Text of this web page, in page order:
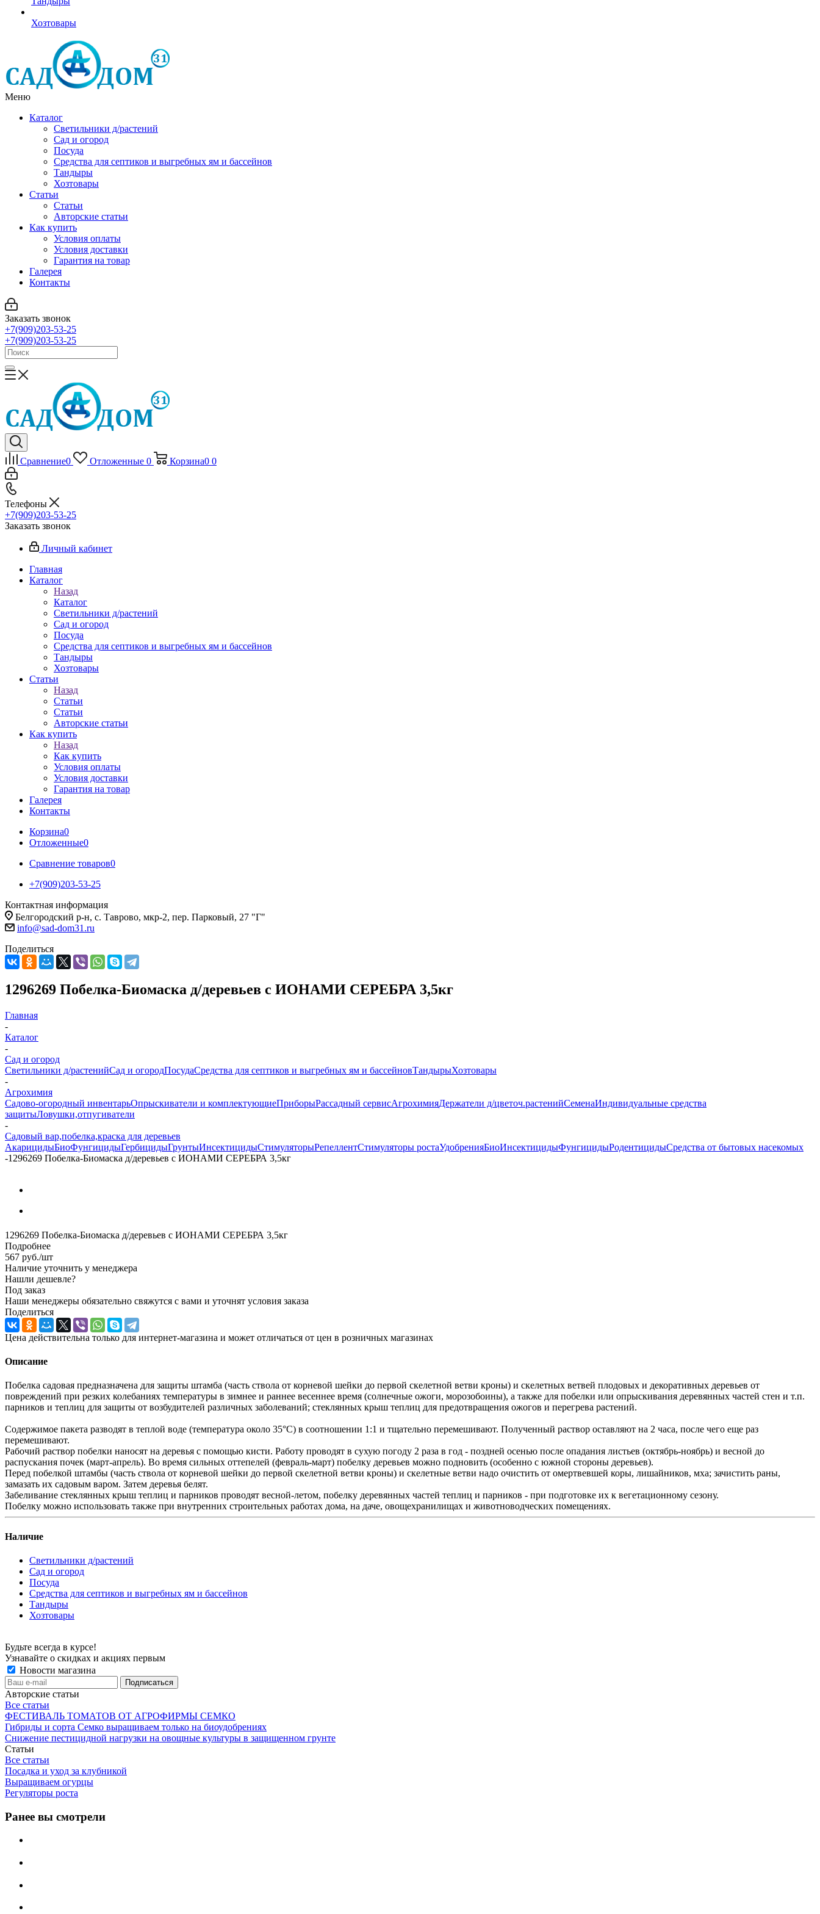
Хозтовары
Меню
Каталог
Светильники д/растений
Сад и огород
Посуда
Средства для септиков и выгребных ям и бассейнов
Тандыры
Хозтовары
Статьи
Статьи
Авторские статьи
Как купить
Условия оплаты
Условия доставки
Гарантия на товар
Галерея
Контакты
Заказать звонок
+7(909)203-53-25
+7(909)203-53-25
Сравнение0 Отложенные 0 Корзина0 0
Телефоны
+7(909)203-53-25
Заказать звонок
Личный кабинет
Главная
Каталог
Назад
Каталог
Светильники д/растений
Сад и огород
Посуда
Средства для септиков и выгребных ям и бассейнов
Тандыры
Хозтовары
Статьи
Назад
Статьи
Статьи
Авторские статьи
Как купить
Назад
Как купить
Условия оплаты
Условия доставки
Гарантия на товар
Галерея
Контакты
Корзина0
Отложенные0
Сравнение товаров0
+7(909)203-53-25
Контактная информация
Белгородский р-н, с. Таврово, мкр-2, пер. Парковый, 27 "Г"
info@sad-dom31.ru
Поделиться
1296269 Побелка-Биомаска д/деревьев с ИОНАМИ СЕРЕБРА 3,5кг
Главная
-
Каталог
-
Сад и огород
Светильники д/растенийСад и огородПосудаСредства для септиков и выгребных ям и бассейновТандырыХозтовары
-
Агрохимия
Садово-огородный инвентарьОпрыскиватели и комплектующиеПриборыРассадный сервисАгрохимияДержатели д/цветоч.растенийСеменаИндивидуальные средства
защитыЛовушки,отпугиватели
-
Садовый вар,побелка,краска для деревьев
АкарицидыБиоФунгицидыГербицидыГрунтыИнсектицидыСтимуляторыРепеллентСтимуляторы ростаУдобренияБиоИнсектицидыФунгицидыРодентицидыСредства от бытовых насекомых
-1296269 Побелка-Биомаска д/деревьев с ИОНАМИ СЕРЕБРА 3,5кг
1296269 Побелка-Биомаска д/деревьев с ИОНАМИ СЕРЕБРА 3,5кг
Подробнее
567 руб./шт
Наличие уточнить у менеджера
Нашли дешевле?
Под заказ
Наши менеджеры обязательно свяжутся с вами и уточнят условия заказа
Поделиться
Цена действительна только для интернет-магазина и может отличаться от цен в розничных магазинах
Описание
Побелка садовая предназначена для защиты штамба (часть ствола от корневой шейки до первой скелетной ветви кроны) и скелетных ветвей плодовых и декоративных деревьев от
повреждений при резких колебаниях температуры в зимнее и раннее весеннее время (солнечные ожоги, морозобоины), а также для побелки или опрыскивания деревянных частей стен и т.п.
парников и теплиц для защиты от возбудителей различных заболеваний; стеклянных крыш теплиц для предотвращения ожогов и перегрева растений.
Содержимое пакета разводят в теплой воде (температура около 35°С) в соотношении 1:1 и тщательно перемешивают. Полученный раствор оставляют на 2 часа, после чего еще раз
перемешивают.
Рабочий раствор побелки наносят на деревья с помощью кисти. Работу проводят в сухую погоду 2 раза в год - поздней осенью после опадания листьев (октябрь-ноябрь) и весной до
распускания почек (март-апрель). Во время сильных оттепелей (февраль-март) побелку деревьев можно подновить (особенно с южной стороны деревьев).
Перед побелкой штамбы (часть ствола от корневой шейки до первой скелетной ветви кроны) и скелетные ветви надо очистить от омертвевшей коры, лишайников, мха; зачистить раны,
замазать их садовым варом. Затем деревья белят.
Забеливание стеклянных крыш теплиц и парников проводят весной-летом, побелку деревянных частей теплиц и парников - при подготовке их к вегетационному сезону.
Побелку можно использовать также при внутренних строительных работах дома, на даче, овощехранилищах и животноводческих помещениях.
Наличие
Светильники д/растений
Сад и огород
Посуда
Средства для септиков и выгребных ям и бассейнов
Тандыры
Хозтовары
Будьте всегда в курсе!
Узнавайте о скидках и акциях первым
Новости магазина
Авторские статьи
Все статьи
ФЕСТИВАЛЬ ТОМАТОВ ОТ АГРОФИРМЫ СЕМКО
Гибриды и сорта Семко выращиваем только на биоудобрениях
Снижение пестицидной нагрузки на овощные культуры в защищенном грунте
Статьи
Все статьи
Посадка и уход за клубникой
Выращиваем огурцы
Регуляторы роста
Ранее вы смотрели